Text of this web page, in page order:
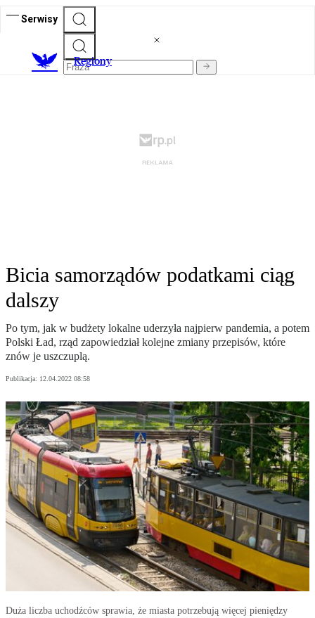
Serwisy
Regiony
Bicia samorządów podatkami ciąg
dalszy
Po tym, jak w budżety lokalne uderzyła najpierw pandemia, a potem
Polski Ład, rząd zapowiedział kolejne zmiany przepisów, które
znów je uszczuplą.
Publikacja: 12.04.2022 08:58
Duża liczba uchodźców sprawia, że miasta potrzebują więcej pieniędzy